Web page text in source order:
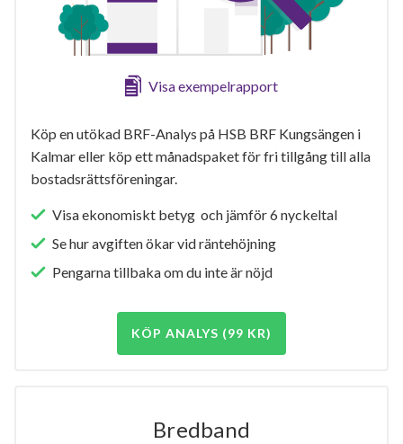
Visa exempelrapport
Köp en utökad BRF-Analys på HSB BRF Kungsängen i
Kalmar eller köp ett månadspaket för fri tillgång till alla
bostadsrättsföreningar.
Visa ekonomiskt betyg och jämför 6 nyckeltal
Se hur avgiften ökar vid räntehöjning
Pengarna tillbaka om du inte är nöjd
KÖP ANALYS (99 KR)
Bredband